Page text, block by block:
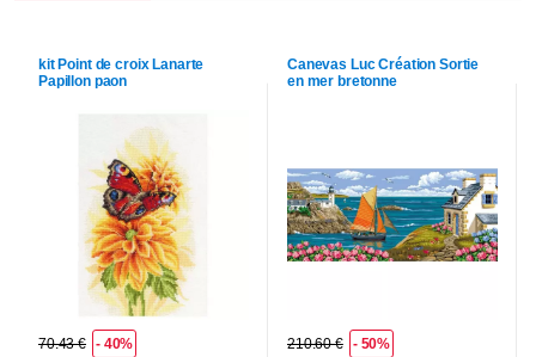
kit Point de croix Lanarte
Papillon paon
70.43 € - 40%
Canevas Luc Création Sortie
en mer bretonne
210.60 € - 50%